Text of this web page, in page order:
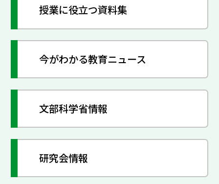
授業に役立つ資料集
今がわかる教育ニュース
文部科学省情報
研究会情報